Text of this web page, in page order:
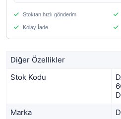
Stoktan hızlı gönderim
Kolay İade
Diğer Özellikler
Stok Kodu
Marka